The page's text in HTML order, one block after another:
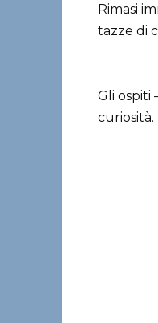
Rimasi
tazze di
Gli ospiti
curiosità.